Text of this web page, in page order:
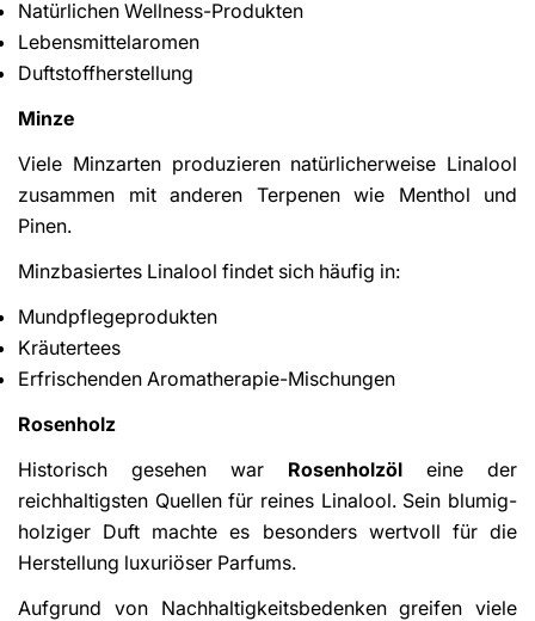
Natürlichen Wellness-Produkten
Lebensmittelaromen
Duftstoffherstellung
Minze
Viele Minzarten produzieren natürlicherweise Linalool
zusammen mit anderen Terpenen wie Menthol und
Pinen.
Minzbasiertes Linalool findet sich häufig in:
Mundpflegeprodukten
Kräutertees
Erfrischenden Aromatherapie-Mischungen
Rosenholz
Historisch gesehen war Rosenholzöl eine der
reichhaltigsten Quellen für reines Linalool. Sein blumig-
holziger Duft machte es besonders wertvoll für die
Herstellung luxuriöser Parfums.
Aufgrund von Nachhaltigkeitsbedenken greifen viele